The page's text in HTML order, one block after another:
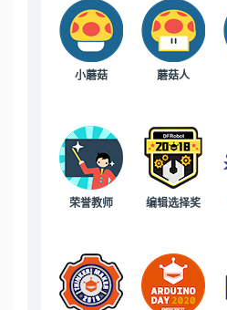
小蘑菇 蘑菇人
荣誉教师 编辑选择奖